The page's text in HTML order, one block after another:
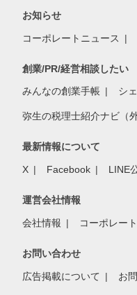
お知らせ
コーポレートニュース
創業/PR/経営相談したい
みんなの創業手帳 シ
弥生の税理士紹介ナビ（
最新情報について
X Facebook LINE
運営会社情報
会社情報 コーポレー
お問い合わせ
広告掲載について お